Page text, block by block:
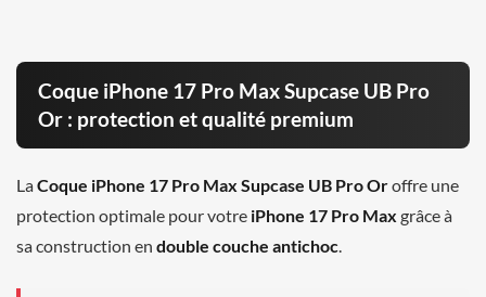
Coque iPhone 17 Pro Max Supcase UB Pro
Or : protection et qualité premium
LaCoque iPhone 17 Pro Max Supcase UB Pro Oroffre une
protection optimale pour votre iPhone 17 Pro Max grâce à
sa construction en double couche antichoc